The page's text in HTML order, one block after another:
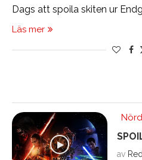
Dags att spoila skiten ur
Läs mer
av